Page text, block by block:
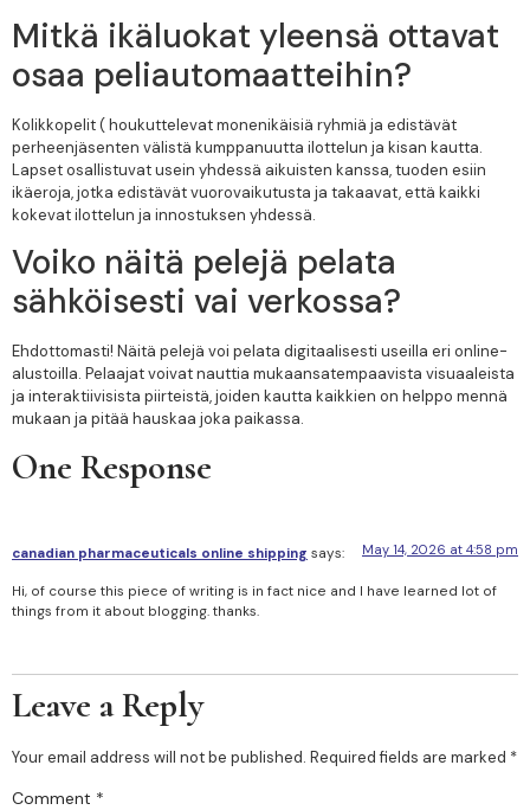
Mitkä ikäluokat yleensä ottavat
osaa peliautomaatteihin?
Kolikkopelit ( houkuttelevat monenikäisiä ryhmiä ja edistävät
perheenjäsenten välistä kumppanuutta ilottelun ja kisan kautta.
Lapset osallistuvat usein yhdessä aikuisten kanssa, tuoden esiin
ikäeroja, jotka edistävät vuorovaikutusta ja takaavat, että kaikki
kokevat ilottelun ja innostuksen yhdessä.
Voiko näitä pelejä pelata
sähköisesti vai verkossa?
Ehdottomasti! Näitä pelejä voi pelata digitaalisesti useilla eri online-
alustoilla. Pelaajat voivat nauttia mukaansatempaavista visuaaleista
ja interaktiivisista piirteistä, joiden kautta kaikkien on helppo mennä
mukaan ja pitää hauskaa joka paikassa.
One Response
canadian pharmaceuticals online shipping says: May 14, 2026 at 4:58 pm
Hi, of course this piece of writing is in fact nice and I have learned lot of
things from it about blogging. thanks.
Leave a Reply
Your email address will not be published. Required fields are marked *
Comment *